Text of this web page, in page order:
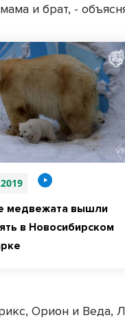
и брат, -
медвежата вышли
в Новосибирском
Орион и Веда,